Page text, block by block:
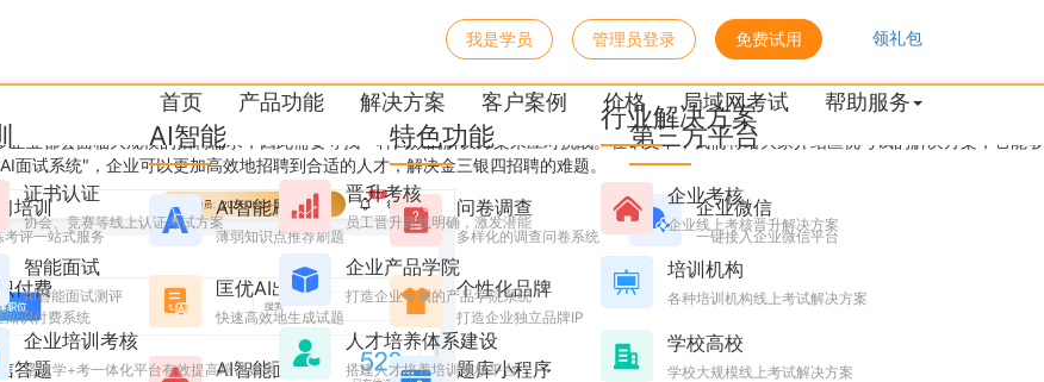
我是学员 管理员登录 免费试用 领礼包
首页
培训
考评一站式服务
付费
知识付费系统
答题
AI智能
AI智能刷题
薄弱知识点推荐刷题
匡优AI出题
快速高效地生成试题
AI智能面试
特色功能
问卷调查
多样化的调查问卷系统
个性化品牌
打造企业独立品牌IP
题库小程序
第三方平台
企业微信
一键接入企业微信平台
产品功能
证书认证
协会、竞赛等线上认证考试方案
智能面试
AI智能面试测评
企业培训考核
搭建学+考一体化平台有效提高培训效果
晋升考核
员工晋升路线明确，激发潜能
企业产品学院
打造企业专属的产品学院系统
人才培养体系建设
搭建人才培养培训考核平台
行业解决方案
企业考核
企业线上考核晋升解决方案
培训机构
各种培训机构线上考试解决方案
学校高校
学校大规模线上考试解决方案
解决方案 客户案例 价格 局域网考试 帮助服务
大规模招聘解决方案
业都会面临大规模的招聘需求，因此需要寻找一种高效的解决方案来应对挑战。在本文中，我们将给大家介绍匡优考试的解决方案，它能够
试系统"，企业可以更加高效地招聘到合适的人才，解决金三银四招聘的难题。